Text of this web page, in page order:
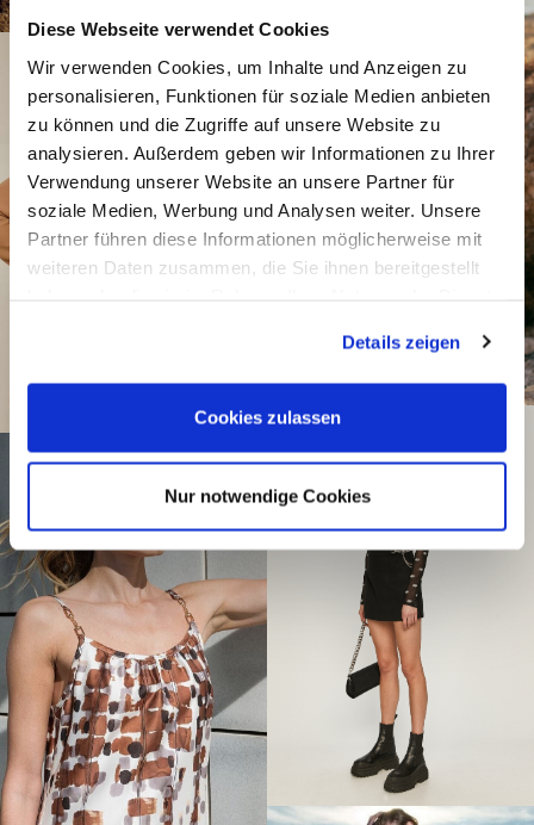
Diese Webseite verwendet Cookies
Wir verwenden Cookies, um Inhalte und Anzeigen zu
personalisieren, Funktionen für soziale Medien anbieten
zu können und die Zugriffe auf unsere Website zu
analysieren. Außerdem geben wir Informationen zu Ihrer
Verwendung unserer Website an unsere Partner für
soziale Medien, Werbung und Analysen weiter. Unsere
Partner führen diese Informationen möglicherweise mit
weiteren Daten zusammen, die Sie ihnen bereitgestellt
Details zeigen
Cookies zulassen
Nur notwendige Cookies